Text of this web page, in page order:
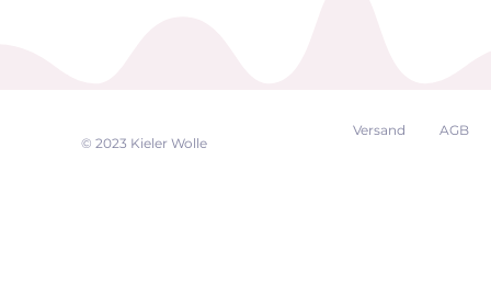
© 2023 Kieler Wolle
Versand AGB